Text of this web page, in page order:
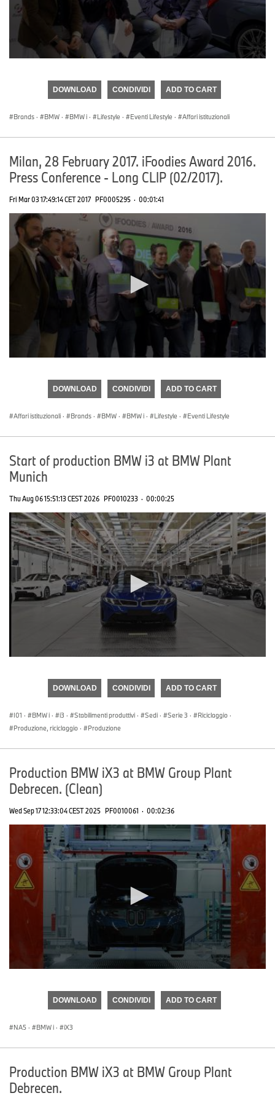
DOWNLOAD CONDIVIDI ADD TO CART
Brands · BMW · BMW i · Lifestyle · Eventi Lifestyle · Affari istituzionali
Milan, 28 February 2017. iFoodies Award 2016.
Press Conference - Long CLIP (02/2017).
Fri Mar 03 17:49:14 CET 2017 PF0005295 · 00:01:41
DOWNLOAD CONDIVIDI ADD TO CART
Affari istituzionali · Brands · BMW · BMW i · Lifestyle · Eventi Lifestyle
Start of production BMW i3 at BMW Plant
Munich
Thu Aug 06 15:51:13 CEST 2026 PF0010233 · 00:00:25
DOWNLOAD CONDIVIDI ADD TO CART
I01 · BMW i · i3 · Stabilimenti produttivi · Sedi · Serie 3 · Riciclaggio ·
Produzione, riciclaggio · Produzione
Production BMW iX3 at BMW Group Plant
Debrecen. (Clean)
Wed Sep 17 12:33:04 CEST 2025 PF0010061 · 00:02:36
DOWNLOAD CONDIVIDI ADD TO CART
NA5 · BMW i · iX3
Production BMW iX3 at BMW Group Plant
Debrecen.